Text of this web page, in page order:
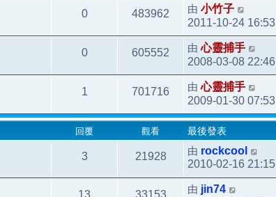
0 483962 由 小竹子
2011-10-24 16:53
0 605552 由心靈捕手
2008-03-08 22:46
1 701716 由心靈捕手
2009-01-30 07:53
回覆 觀看 最後發表
3 21928 由 rockcool
2010-02-16 21:15
由 jin74